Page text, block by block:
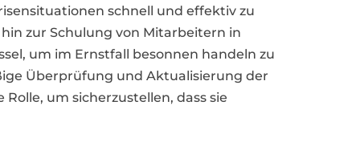
schnell und effektiv zu
zur Schulung von Mitarbeitern in
um im Ernstfall besonnen handeln zu
Überprüfung und Aktualisierung der
um sicherzustellen, dass sie